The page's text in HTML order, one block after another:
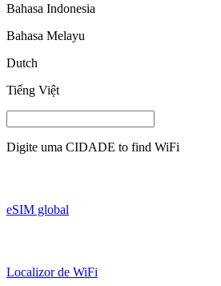
Bahasa Indonesia
Bahasa Melayu
Dutch
Tiếng Việt
Digite uma CIDADE to find WiFi
eSIM global
Localizor de WiFi